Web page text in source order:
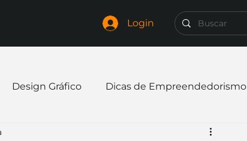
Login
Design Gráfico Dicas de Empreendedorismo
negócio